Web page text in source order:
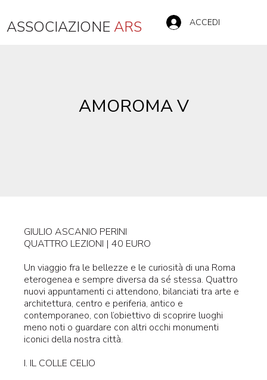
ASSOCIAZIONEARS ACCEDI
AMOROMA V
GIULIO ASCANIO PERINI
QUATTRO LEZIONI | 40 EURO
Un viaggio fra le bellezze e le curiosità di una Roma
eterogenea e sempre diversa da sé stessa. Quattro
nuovi appuntamenti ci attendono, bilanciati tra arte e
architettura, centro e periferia, antico e
contemporaneo, con l’obiettivo di scoprire luoghi
meno noti o guardare con altri occhi monumenti
iconici della nostra città.
I. IL COLLE CELIO